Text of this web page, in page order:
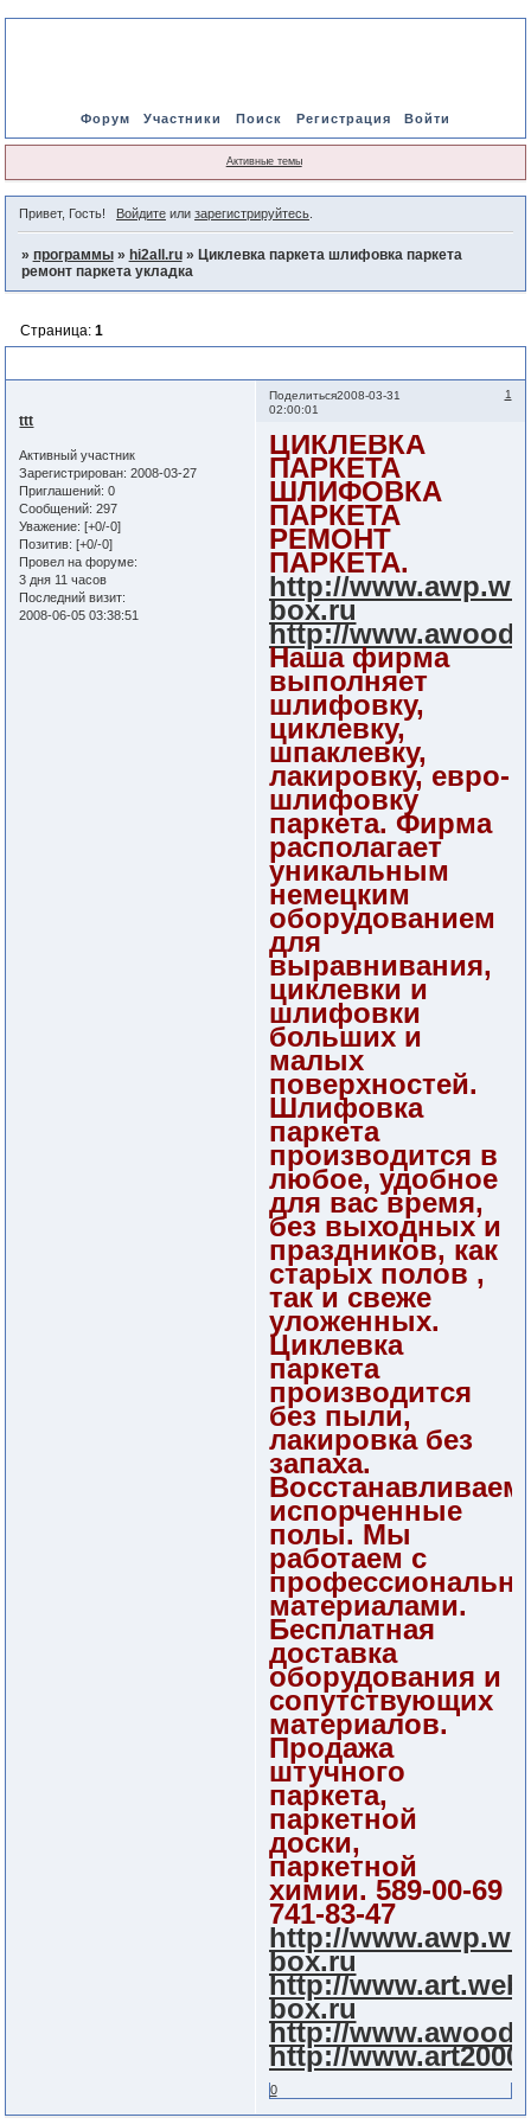
Форум Участники Поиск Регистрация Войти
Активные темы
Привет, Гость! Войдитеили зарегистрируйтесь.
» программы » hi2all.ru » Циклевка паркета шлифовка паркета
ремонт паркета укладка
Страница: 1
Поделиться 1
2008-03-31
02:00:01
ttt
Активный участник
Зарегистрирован: 2008-03-27
Приглашений: 0
Сообщений: 297
Уважение: [+0/-0]
Позитив: [+0/-0]
Провел на форуме:
3 дня 11 часов
Последний визит:
2008-06-05 03:38:51
ЦИКЛЕВКА
ПАРКЕТА
ШЛИФОВКА
ПАРКЕТА
РЕМОНТ
ПАРКЕТА.
http://
box.ru
http://
Наша фирма
выполняет
шлифовку,
циклевку,
шпаклевку,
лакировку, евро-
шлифовку
паркета. Фирма
располагает
уникальным
немецким
оборудованием
для
выравнивания,
циклевки и
шлифовки
больших и
малых
поверхностей.
Шлифовка
паркета
производится в
любое, удобное
для вас время,
без выходных и
праздников, как
старых полов ,
так и свеже
уложенных.
Циклевка
паркета
производится
без пыли,
лакировка без
запаха.
Восстанавливаем
испорченные
полы. Мы
работаем с
материалами.
Бесплатная
доставка
оборудования и
сопутствующих
материалов.
Продажа
штучного
паркета,
паркетной
доски,
паркетной
химии. 589-00-69
741-83-47
http://
box.ru
http://
box.ru
http://
http://
0